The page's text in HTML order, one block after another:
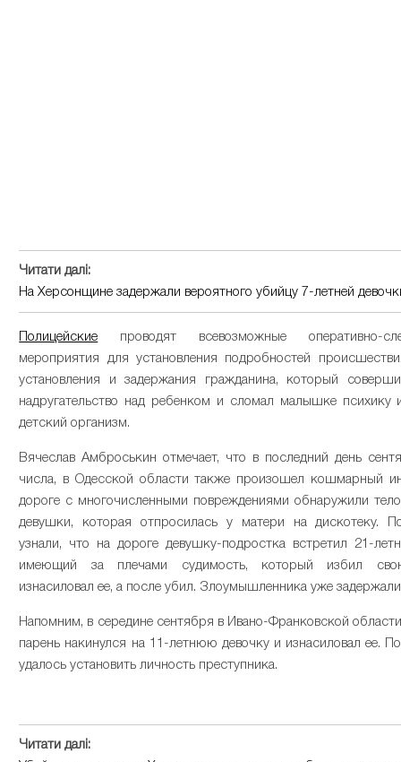
Читати далі:
На Херсонщине задержали вероятного убийцу 7-летней
Полицейские проводят всевозможные оперативно-
мероприятия для установления подробностей
установления и задержания гражданина, который
надругательство над ребенком и сломал малышке психику
детский организм.
Вячеслав Амброськин отмечает, что в последний день
числа, в Одесской области также произошел кошмарный
дороге с многочисленными повреждениями обнаружили
девушки, которая отпросилась у матери на дискотеку.
узнали, что на дороге девушку-подростка встретил 21-
имеющий за плечами судимость, который избил
изнасиловал ее, а после убил. Злоумышленника уже
Напомним, в середине сентября в Ивано-Франковской
парень накинулся на 11-летнюю девочку и изнасиловал ее.
удалось установить личность преступника.
Читати далі: